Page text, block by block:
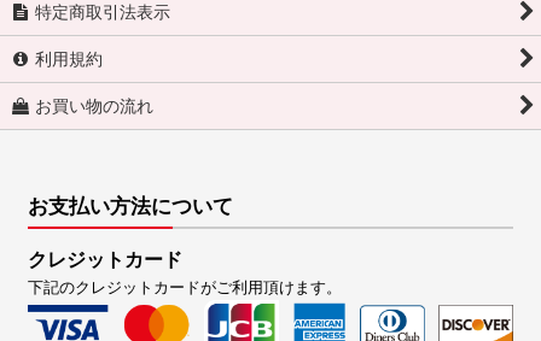
特定商取引法表示
利用規約
お買い物の流れ
お支払い方法について
クレジットカード
下記のクレジットカードがご利用頂けます。